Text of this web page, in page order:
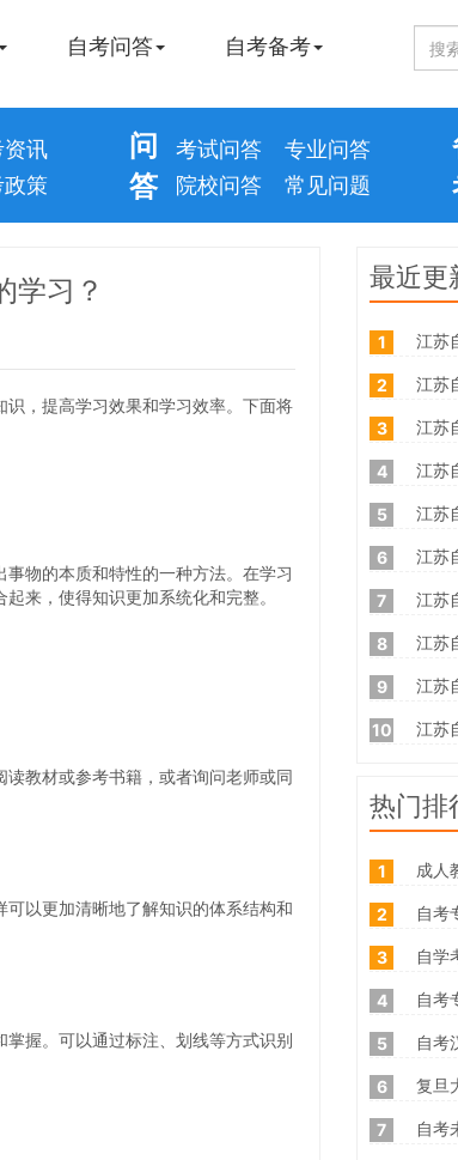
自考问答 自考备考
资讯
政策
问
答
考试问答
专业问答
院校问答
常见问题
学习？
，提高学习效果和学习效率。下面将
物的本质和特性的一种方法。在学习
来，使得知识更加系统化和完整。
教材或参考书籍，或者询问老师或同
以更加清晰地了解知识的体系结构和
握。可以通过标注、划线等方式识别
最近更
1 江苏
2 江苏
3 江苏
4 江苏
5 江苏
6 江苏
7 江苏
8 江苏
9 江苏
10 江苏
热门排
1 成人
2 自考
3 自学
4 自考
5 自考
6 复旦
7 自考